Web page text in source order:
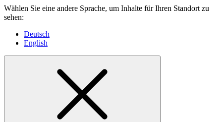
Wählen Sie eine andere Sprache, um Inhalte für Ihren Standort zu
sehen:
Deutsch
English